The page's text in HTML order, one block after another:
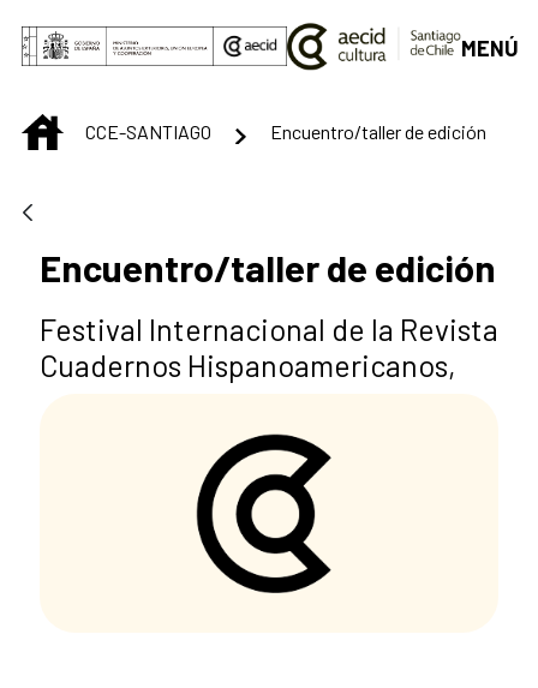
Saltar al contenido principal
MENÚ
INICIOCCE-SANTIAGO Encuentro/taller de edición
Encuentro/taller de edición
Festival Internacional de la Revista
Cuadernos Hispanoamericanos,